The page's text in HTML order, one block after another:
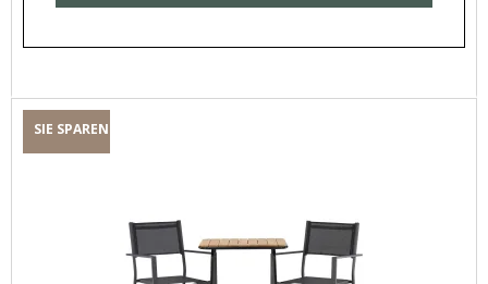
SIE SPAREN